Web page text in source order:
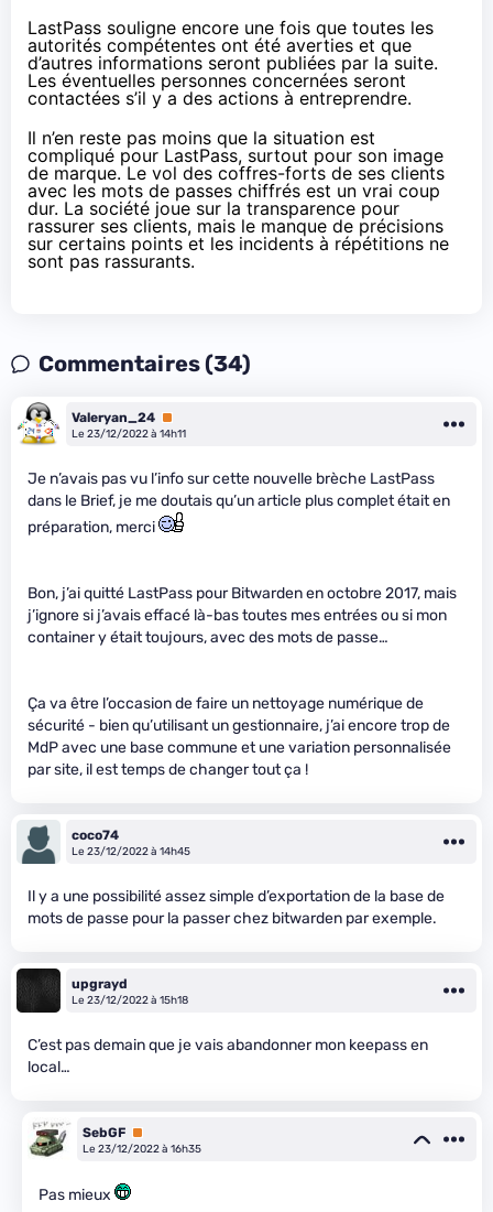
LastPass souligne encore une fois que toutes les
autorités compétentes ont été averties et que
d’autres informations seront publiées par la suite.
Les éventuelles personnes concernées seront
contactées s’il y a des actions à entreprendre.
Il n’en reste pas moins que la situation est
compliqué pour LastPass, surtout pour son image
de marque. Le vol des coffres-forts de ses clients
avec les mots de passes chiffrés est un vrai coup
dur. La société joue sur la transparence pour
rassurer ses clients, mais le manque de précisions
sur certains points et les incidents à répétitions ne
sont pas rassurants.
Commentaires (34)
Valeryan_24 Premium
Le 23/12/2022 à 14h11
Je n’avais pas vu l’info sur cette nouvelle brèche LastPass
dans le Brief, je me doutais qu’un article plus complet était en
préparation, merci
Bon, j’ai quitté LastPass pour Bitwarden en octobre 2017, mais
j’ignore si j’avais effacé là-bas toutes mes entrées ou si mon
container y était toujours, avec des mots de passe…
Ça va être l’occasion de faire un nettoyage numérique de
sécurité - bien qu’utilisant un gestionnaire, j’ai encore trop de
MdP avec une base commune et une variation personnalisée
par site, il est temps de changer tout ça !
coco74
Le 23/12/2022 à 14h45
Il y a une possibilité assez simple d’exportation de la base de
mots de passe pour la passer chez bitwarden par exemple.
upgrayd
Le 23/12/2022 à 15h18
C’est pas demain que je vais abandonner mon keepass en
local…
SebGF Premium
Le 23/12/2022 à 16h35
Pas mieux